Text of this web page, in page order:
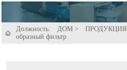

Должность: ДОМ > ПРОДУКЦИЯ
образный фильтр